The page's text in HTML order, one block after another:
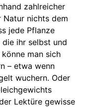
zahlreicher
Natur nichts dem
jede Pflanze
ihr selbst und
man sich
– etwa wenn
wuchern. Oder
Lektüre gewisse